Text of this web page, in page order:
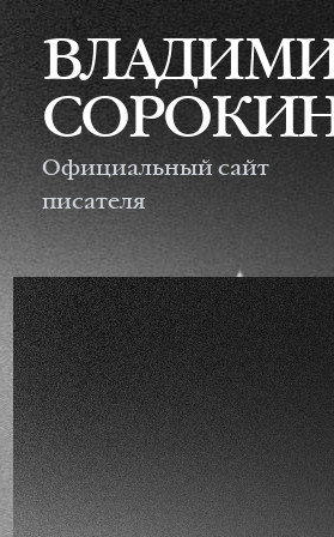
содержанию
Официальный сайт
писателя